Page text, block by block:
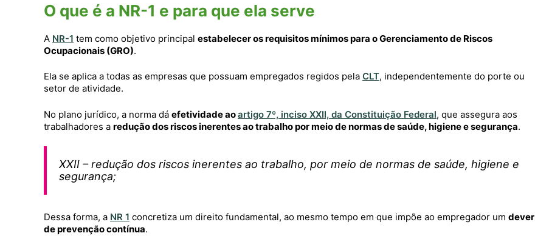
O que é a NR-1 e para que ela serve
A NR-1 tem como objetivo principal estabelecer os requisitos mínimos para o Gerenciamento de Riscos
Ocupacionais (GRO).
Ela se aplica a todas as empresas que possuam empregados regidos pela CLT, independentemente do porte ou
setor de atividade.
No plano jurídico, a norma dá efetividade aoartigo 7º, inciso XXII, da Constituição Federal, que assegura aos
trabalhadores a redução dos riscos inerentes ao trabalho por meio de normas de saúde, higiene e segurança.
XXII – redução dos riscos inerentes ao trabalho, por meio de normas de saúde, higiene e
segurança;
Dessa forma, a NR 1 concretiza um direito fundamental, ao mesmo tempo em que impõe ao empregador um dever
de prevenção contínua.